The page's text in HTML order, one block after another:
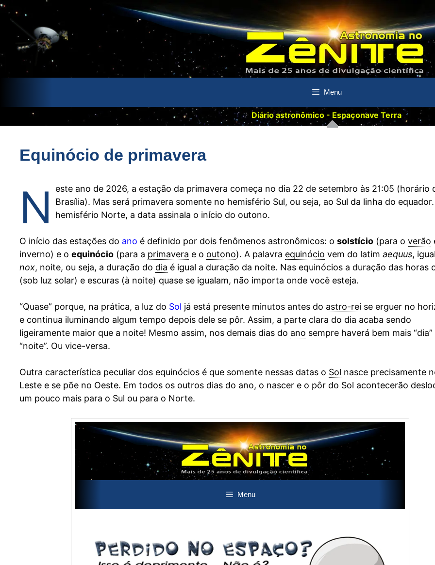
Menu
Diário astronômico - Espaçonave Terra
Equinócio de primavera
N
este ano de 2026, a estação da primavera começa no dia 22 de setembro às 21:05 (horário
Brasília). Mas será primavera somente no hemisfério Sul, ou seja, ao Sul da linha do
hemisfério Norte, a data assinala o início do outono.
O início das estações do ano é definido por dois fenômenos astronômicos: o solstício (para o verão
inverno) e o equinócio (para a primavera e o outono). A palavra equinócio vem do latim aequus,
nox, noite, ou seja, a duração do dia é igual a duração da noite. Nas equinócios a duração das horas
(sob luz solar) e escuras (à noite) quase se igualam, não importa onde você esteja.
“Quase” porque, na prática, a luz do Sol já está presente minutos antes do astro-rei se erguer no
e continua iluminando algum tempo depois dele se pôr. Assim, a parte clara do dia acaba sendo
ligeiramente maior que a noite! Mesmo assim, nos demais dias do ano sempre haverá bem mais “dia”
“noite”. Ou vice-versa.
Outra característica peculiar dos equinócios é que somente nessas datas o Sol nasce precisamente
Leste e se põe no Oeste. Em todos os outros dias do ano, o nascer e o pôr do Sol acontecerão
um pouco mais para o Sul ou para o Norte.